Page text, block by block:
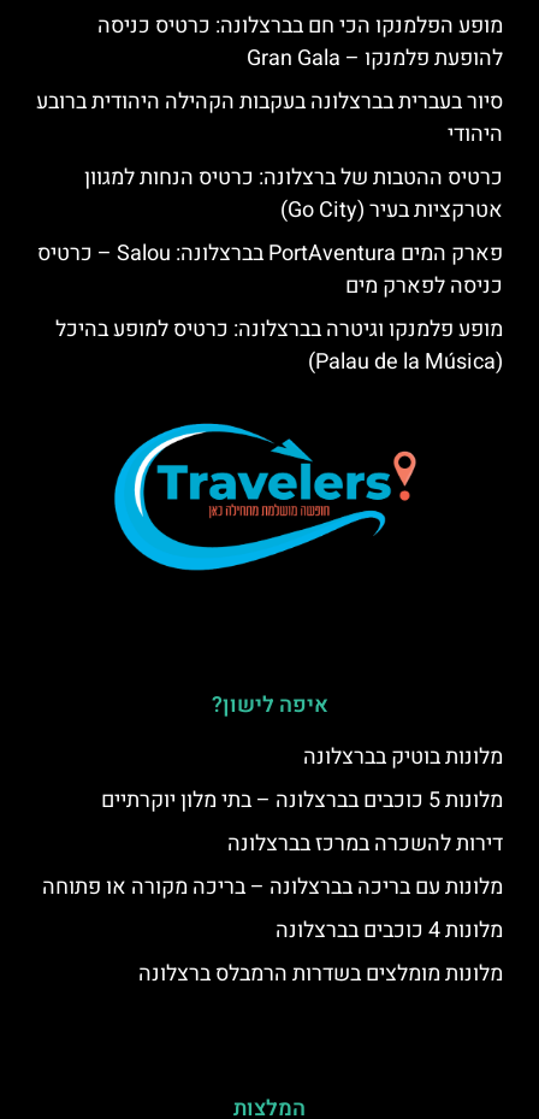
מופע הפלמנקו הכי חם בברצלונה: כרטיס כניסה
להופעת פלמנקו – Gran Gala
סיור בעברית בברצלונה בעקבות הקהילה היהודית ברובע
היהודי
כרטיס ההטבות של ברצלונה: כרטיס הנחות למגוון
אטרקציות בעיר (Go City)
פארק המים PortAventura בברצלונה: Salou – כרטיס
כניסה לפארק מים
מופע פלמנקו וגיטרה בברצלונה: כרטיס למופע בהיכל
(Palau de la Música)
איפה לישון?
מלונות בוטיק בברצלונה
מלונות 5 כוכבים בברצלונה – בתי מלון יוקרתיים
דירות להשכרה במרכז בברצלונה
מלונות עם בריכה בברצלונה – בריכה מקורה או פתוחה
מלונות 4 כוכבים בברצלונה
מלונות מומלצים בשדרות הרמבלס ברצלונה
המלצות